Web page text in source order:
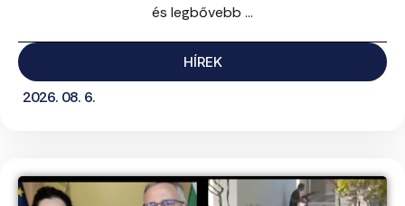
és legbővebb ...
HÍREK
2026. 08. 6.